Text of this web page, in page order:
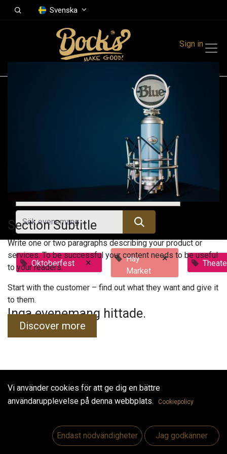
Svenska
Sign in
Kommande evenemang
Oktoberfest ×
Hay
Market
×
Inga evenemang hittade.
Useful Links
Section Subtitle
Write one or two paragraphs describing your product or
services. To be successful your content needs to be useful
to your readers.
Start with the customer – find out what they want and give it
to them.
Discover more
Vi använder cookies för att ge dig en bättre
användarupplevelse på denna webbplats.
Cookiepolicy
Endast nödvändigheter Jag godkänner